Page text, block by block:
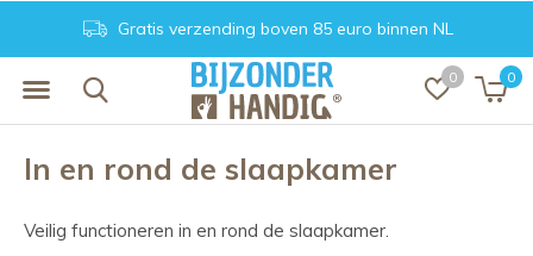
0 0
Gratis verzending boven 85 euro binnen NL
In en rond de slaapkamer
Veilig functioneren in en rond de slaapkamer.